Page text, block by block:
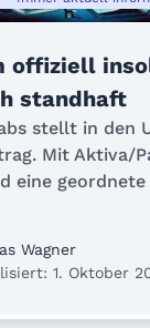
offiziell
standhaft
stellt in den
Mit Aktiva/
eine
Wagner
1. Oktober